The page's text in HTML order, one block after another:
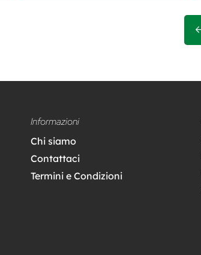
Informazioni
Chi siamo
Contattaci
Termini e Condizioni